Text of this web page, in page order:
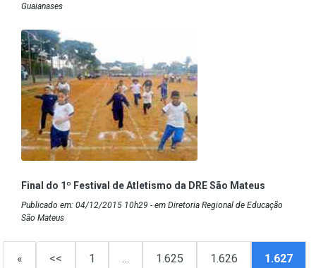
Guaianases
Final do 1º Festival de Atletismo da DRE São Mateus
Publicado em: 04/12/2015 10h29 - em Diretoria Regional de Educação
São Mateus
« << 1 … 1.625 1.626 1.627